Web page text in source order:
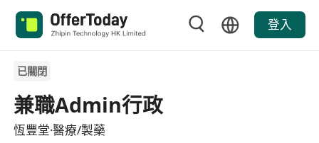
登入
已關閉
兼職Admin行政
恆豐堂·醫療/製藥